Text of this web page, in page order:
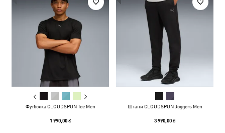
Футболка CLOUDSPUN Tee Men
1 990,00 ₴
Штани CLOUDSPUN Joggers Men
3 990,00 ₴